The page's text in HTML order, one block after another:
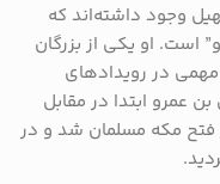
وجود داشته‌اند که
است. او یکی از بزرگان
در رویدادهای
عمرو ابتدا در مقابل
فتح مکه مسلمان شد و در